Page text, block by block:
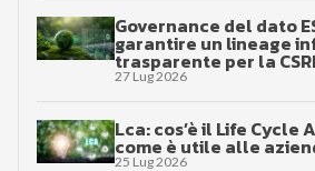
Governance del dato
garantire un lineage
trasparente per la
27 Lug 2026
Lca: cos’è il Life Cycle
come è utile alle
25 Lug 2026